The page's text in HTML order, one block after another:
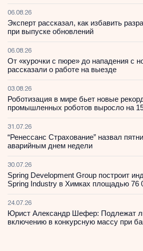
06.08.26
Эксперт рассказал, как избавить
при выпуске обновлений
06.08.26
От «курочки с пюре» до нападения с
рассказали о работе на выезде
03.08.26
Роботизация в мире бьет новые
промышленных роботов выросло на
31.07.26
“Ренессанс Страхование” назвал
аварийным днем недели
30.07.26
Spring Development Group построит
Spring Industry в Химках площадью 76
24.07.26
Юрист Александр Шефер: Подлежат
включению в конкурсную массу при